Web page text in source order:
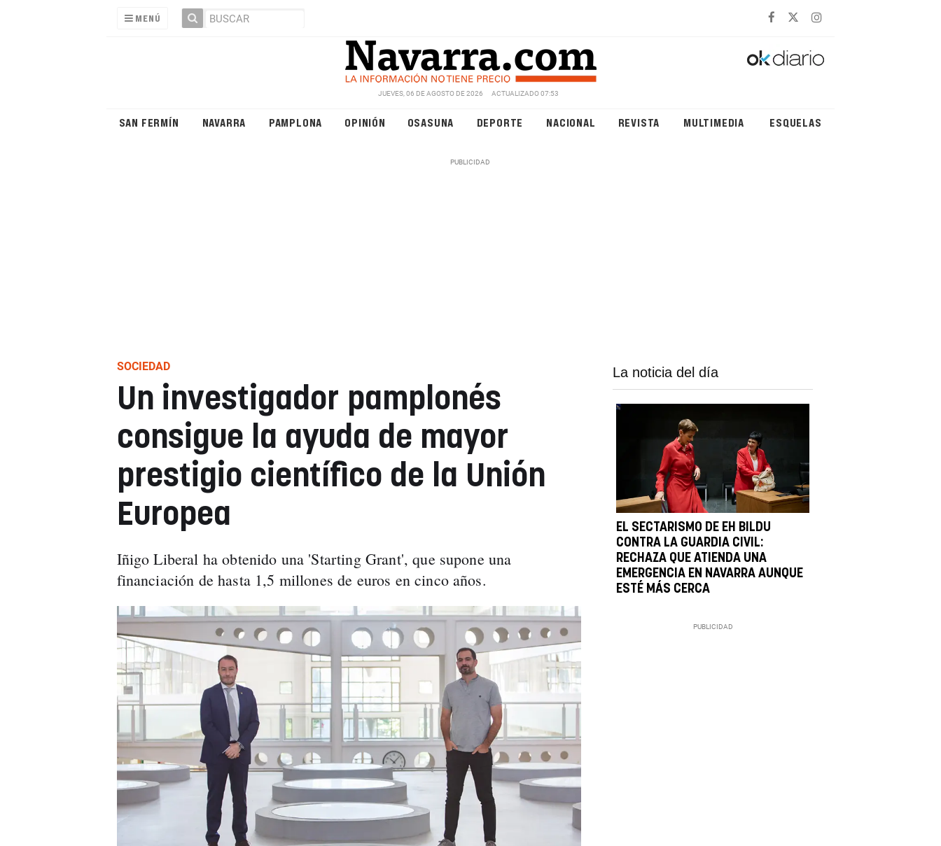
MENÚ
JUEVES, 06 DE AGOSTO DE 2026 ACTUALIZADO 07:53
SAN FERMÍN NAVARRA PAMPLONA OPINIÓN OSASUNA DEPORTE NACIONAL REVISTA MULTIMEDIA ESQUELAS
SOCIEDAD
Un investigador pamplonés
consigue la ayuda de mayor
prestigio científico de la Unión
Europea
Iñigo Liberal ha obtenido una 'Starting Grant', que supone una
financiación de hasta 1,5 millones de euros en cinco años.
La noticia del día
EL SECTARISMO DE EH BILDU
CONTRA LA GUARDIA CIVIL:
RECHAZA QUE ATIENDA UNA
EMERGENCIA EN NAVARRA AUNQUE
ESTÉ MÁS CERCA